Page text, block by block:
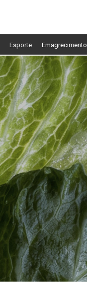
Esporte Emagrecimento